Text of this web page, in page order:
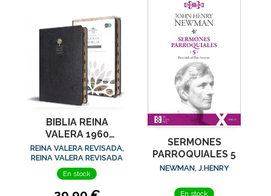
BIBLIA REINA
VALERA 1960
LETRA GRANDE.
SÍMIL PIEL NEGRO
REINA VALERA REVISADA,
REINA VALERA REVISADA
En stock
SERMONES
PARROQUIALES 5
NEWMAN, J.HENRY
En stock